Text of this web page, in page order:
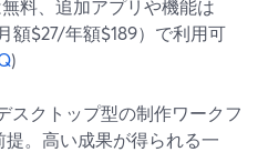
料、追加アプリや機能は
額$27/年額$189）で利用可
)
クトップ型の制作ワークフ
。高い成果が得られる一